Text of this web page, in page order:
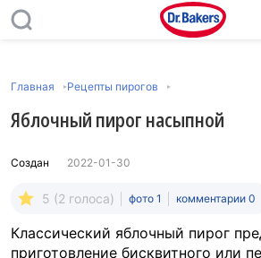
Главная Рецепты пирогов
Яблочный пирог насыпной
Создан 2022-01-30
5 (2 голоса) фото 1 комментарии 0
Классический яблочный пирог
приготовление бисквитного или